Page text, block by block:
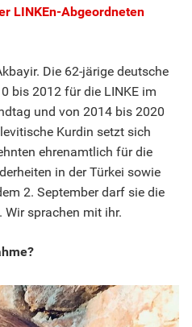
LINKEn-Abgeordneten
Die 62-järige deutsche
bis 2012 für die LINKE im
und von 2014 bis 2020
Kurdin setzt sich
ehrenamtlich für die
in der Türkei sowie
2. September darf sie die
Wir sprachen mit ihr.